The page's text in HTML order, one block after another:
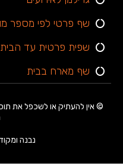
שף פרטי לפי מספר
שפית פרטית עד הבית
שף מארח בבית
© אין להעתיק או לשכפל את
נבנה